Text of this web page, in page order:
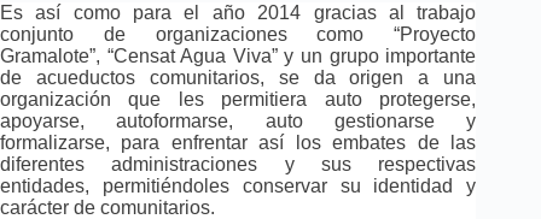
Es así como para el año 2014 gracias al trabajo
conjunto de organizaciones como “Proyecto
Gramalote”, “Censat Agua Viva” y un grupo importante
de acueductos comunitarios, se da origen a una
organización que les permitiera auto protegerse,
apoyarse, autoformarse, auto gestionarse y
formalizarse, para enfrentar así los embates de las
diferentes administraciones y sus respectivas
entidades, permitiéndoles conservar su identidad y
carácter de comunitarios.